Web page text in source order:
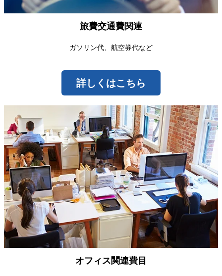
旅費交通費関連
ガソリン代、航空券代など
詳しくはこちら
オフィス関連費目